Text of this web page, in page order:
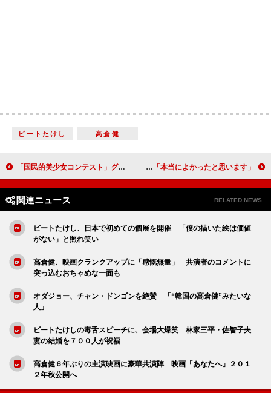
ビートたけし 高倉健
「国民的美少女コンテスト」グランプリは２人 米倉涼子「完璧になる必要はない」とエール 神田沙也加、母・聖子の再々婚を祝福 「本当によかったと思います」
関連ニュース RELATED NEWS
ビートたけし、日本で初めての個展を開催 「僕の描いた絵は価値
がない」と照れ笑い
高倉健、映画クランクアップに「感慨無量」 共演者のコメントに
突っ込むおちゃめな一面も
オダジョー、チャン・ドンゴンを絶賛 「“韓国の高倉健”みたいな
人」
ビートたけしの毒舌スピーチに、会場大爆笑 林家三平・佐智子夫
妻の結婚を７００人が祝福
高倉健６年ぶりの主演映画に豪華共演陣 映画「あなたへ」２０１
２年秋公開へ